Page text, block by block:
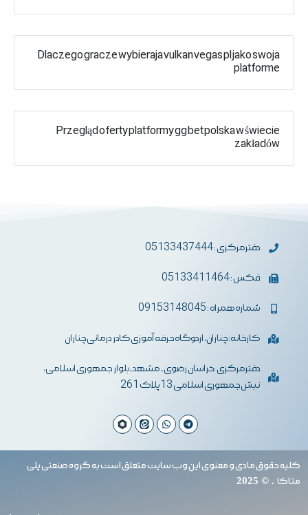
Dlaczego gracze wybieraja vulkan vegas pl jako swoja
platforme
Przegląd oferty platformy gg bet polska w świecie
zakładów
دفترمرکزی : 05133437444
فکس : 05133411464
شماره همراه : 09153148045
کارخانه: چناران، اردوگاه حرفه آموزی کادر درمانی چناران
دفترمرکزی :خراسان رضوی- مشهد-بلوار جمهوری اسلامی،
نبش جمهوری اسلامی 13 پلاک 261
کلیه حقوق مادی و معنوی این وب سایت متعلق است به گروه صنعتی پلی
متاکا . © 2025